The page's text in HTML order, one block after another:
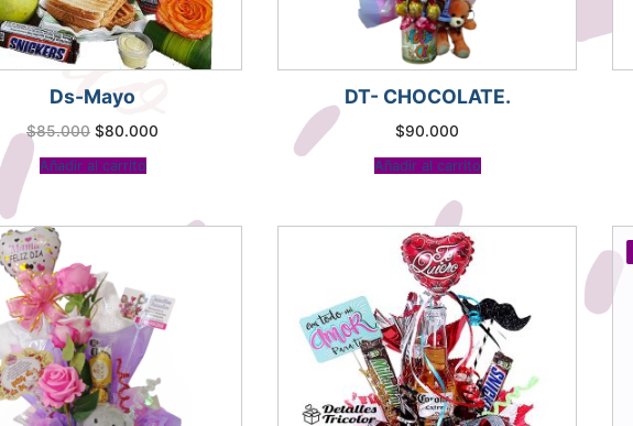
Ds-Mayo
$85.000 El
precio
original
era:
$80.000
Añadir al carrito
DT- CHOCOLATE.
$90.000
Añadir al carrito